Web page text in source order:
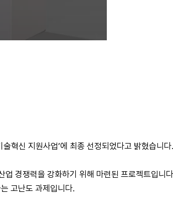
혁신 지원사업’에 최종 선정되었다고 밝혔습니다.
경쟁력을 강화하기 위해 마련된 프로젝트입니
고난도 과제입니다.